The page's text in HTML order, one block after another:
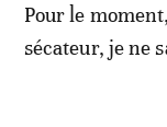
Pour le
sécateur, je ne